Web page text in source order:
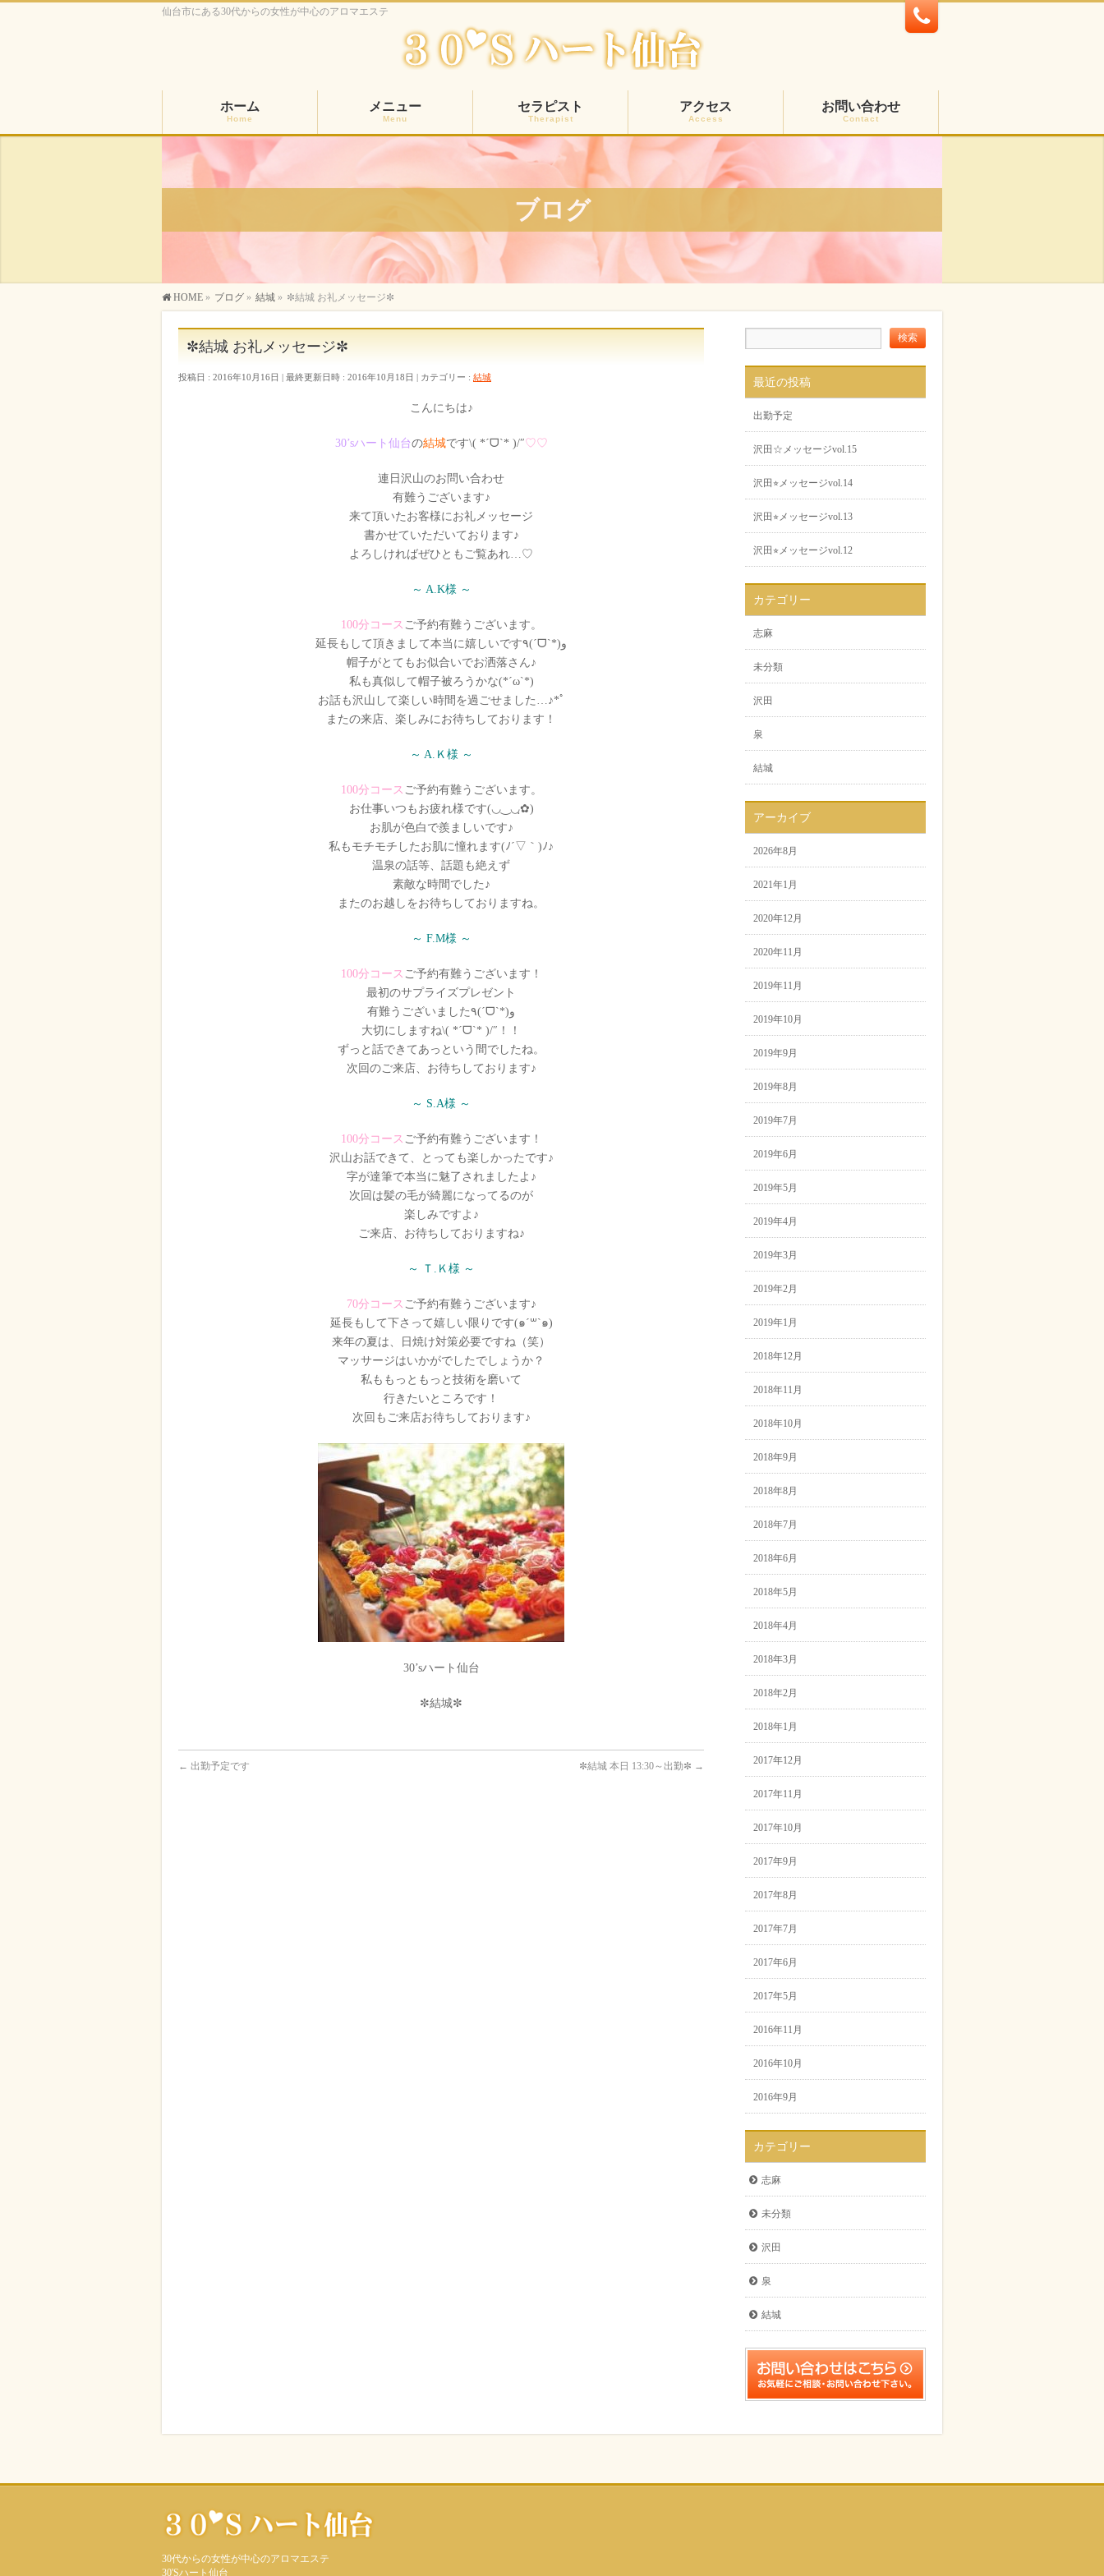
仙台市にある30代からの女性が中心のアロマエステ
ホーム
Home
メニュー
Menu
セラピスト
Therapist
アクセス
Access
お問い合わせ
Contact
ブログ
HOME » ブログ » 結城 » ✼結城 お礼メッセージ✼
✼結城 お礼メッセージ✼
投稿日 : 2016年10月16日 最終更新日時 : 2016年10月18日 カテゴリー : 結城
こんにちは♪
30’sハート仙台の結城です\( *ˊᗜˋ* )/″♡♡
連日沢山のお問い合わせ
有難うございます♪
来て頂いたお客様にお礼メッセージ
書かせていただいております♪
よろしければぜひともご覧あれ…♡
～ A.K様 ～
100分コース ご予約有難うございます。
延長もして頂きまして本当に嬉しいです٩(ˊᗜˋ*)و
帽子がとてもお似合いでお洒落さん♪
私も真似して帽子被ろうかな(*´ω`*)
お話も沢山して楽しい時間を過ごせました…♪*ﾟ
またの来店、楽しみにお待ちしております！
～ A.Ｋ様 ～
100分コース ご予約有難うございます。
お仕事いつもお疲れ様です(◡‿◡ฺ✿)
お肌が色白で羨ましいです♪
私もモチモチしたお肌に憧れます(ﾉ´▽｀)ﾉ♪
温泉の話等、話題も絶えず
素敵な時間でした♪
またのお越しをお待ちしておりますね。
～ F.M様 ～
100分コース ご予約有難うございます！
最初のサプライズプレゼント
有難うございました٩(ˊᗜˋ*)و
大切にしますね\( *ˊᗜˋ* )/″！！
ずっと話できてあっという間でしたね。
次回のご来店、お待ちしております♪
～ S.A様 ～
100分コース ご予約有難うございます！
沢山お話できて、とっても楽しかったです♪
字が達筆で本当に魅了されましたよ♪
次回は髪の毛が綺麗になってるのが
楽しみですよ♪
ご来店、お待ちしておりますね♪
～ Ｔ.Ｋ様 ～
70分コース ご予約有難うございます♪
延長もして下さって嬉しい限りです(๑´꒳`๑)
来年の夏は、日焼け対策必要ですね（笑）
マッサージはいかがでしたでしょうか？
私ももっともっと技術を磨いて
行きたいところです！
次回もご来店お待ちしております♪
30’sハート仙台
✼結城✼
← 出勤予定です ✼結城 本日 13:30～出勤✼ →
最近の投稿
出勤予定
沢田☆メッセージvol.15
沢田⭐︎メッセージvol.14
沢田⭐︎メッセージvol.13
沢田⭐︎メッセージvol.12
カテゴリー
志麻
未分類
沢田
泉
結城
アーカイブ
2026年8月
2021年1月
2020年12月
2020年11月
2019年11月
2019年10月
2019年9月
2019年8月
2019年7月
2019年6月
2019年5月
2019年4月
2019年3月
2019年2月
2019年1月
2018年12月
2018年11月
2018年10月
2018年9月
2018年8月
2018年7月
2018年6月
2018年5月
2018年4月
2018年3月
2018年2月
2018年1月
2017年12月
2017年11月
2017年10月
2017年9月
2017年8月
2017年7月
2017年6月
2017年5月
2016年11月
2016年10月
2016年9月
カテゴリー
志麻
未分類
沢田
泉
結城
30代からの女性が中心のアロマエステ
30'Sハート仙台